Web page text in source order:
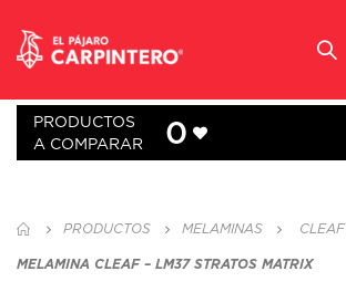
PRODUCTOS
A COMPARAR
0
PRODUCTOS MELAMINAS CLEAF
MELAMINA CLEAF – LM37 STRATOS MATRIX